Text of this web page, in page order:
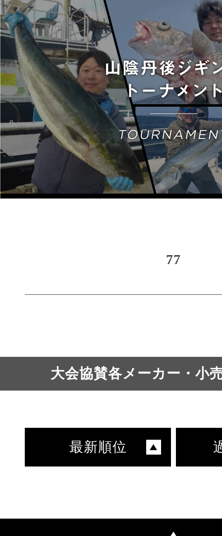
77
大会協賛各メーカー・小
最新順位